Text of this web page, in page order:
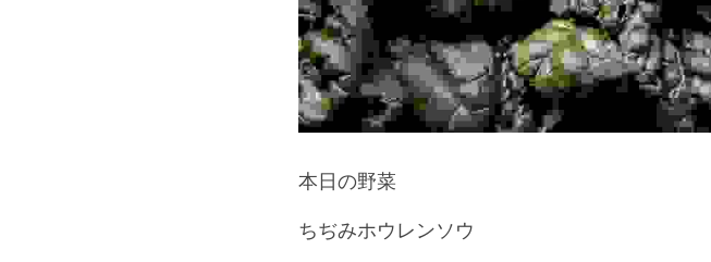
本日の野菜
ちぢみホウレンソウ